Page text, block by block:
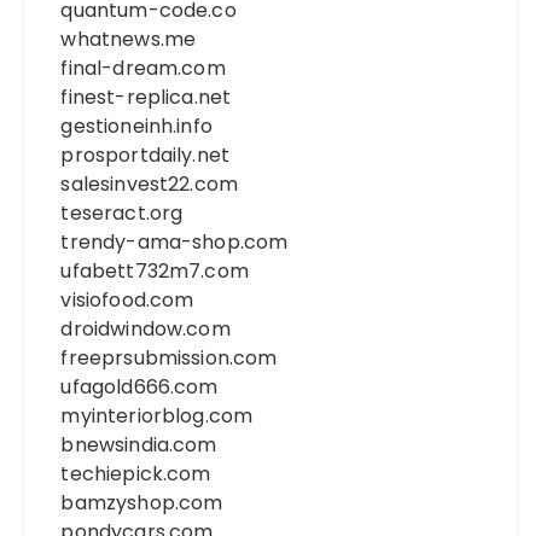
quantum-code.co
whatnews.me
final-dream.com
finest-replica.net
gestioneinh.info
prosportdaily.net
salesinvest22.com
teseract.org
trendy-ama-shop.com
ufabett732m7.com
visiofood.com
droidwindow.com
freeprsubmission.com
ufagold666.com
myinteriorblog.com
bnewsindia.com
techiepick.com
bamzyshop.com